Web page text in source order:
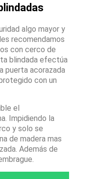
algo mayor y
recomendamos
con cerco de
blindada efectúa
puerta acorazada
con un
el
Impidiendo la
y solo se
de madera mas
Además de